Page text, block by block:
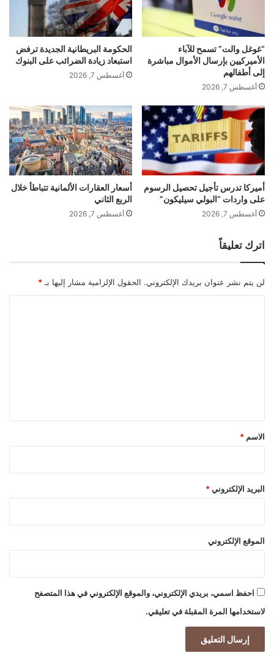
“غوغل والت” تسمح للآباء
الأميركيين بإرسال الأموال مباشرة
إلى أطفالهم
أغسطس 7, 2026
الحكومة البريطانية الجديدة ترفض
استبعاد زيادة الضرائب على البنوك
أغسطس 7, 2026
أميركا تدرس تأجيل تحصيل الرسوم
على واردات “البولي سيليكون”
أغسطس 7, 2026
أسعار العقارات الألمانية تتباطأ خلال
الربع الثاني
أغسطس 7, 2026
اترك تعليقاً
لن يتم نشر عنوان بريدك الإلكتروني. الحقول الإلزامية مشار إليها بـ *
*
الاسم *
البريد الإلكتروني *
الموقع الإلكتروني
احفظ اسمي، بريدي الإلكتروني، والموقع الإلكتروني في هذا المتصفح
لاستخدامها المرة المقبلة في تعليقي.